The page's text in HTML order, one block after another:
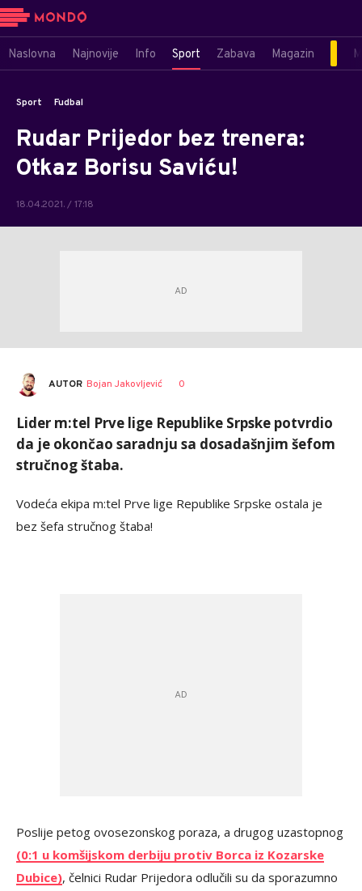
Naslovna Najnovije Info Sport Zabava Magazin
Sport Fudbal
Rudar Prijedor bez trenera:
Otkaz Borisu Saviću!
18.04.2021. / 17:18
AUTOR Bojan Jakovljević 0
Lider m:tel Prve lige Republike Srpske potvrdio
da je okončao saradnju sa dosadašnjim šefom
stručnog štaba.
Vodeća ekipa m:tel Prve lige Republike Srpske ostala je
bez šefa stručnog štaba!
Poslije petog ovosezonskog poraza, a drugog uzastopnog
(0:1 u komšijskom derbiju protiv Borca iz Kozarske
Dubice), čelnici Rudar Prijedora odlučili su da sporazumno